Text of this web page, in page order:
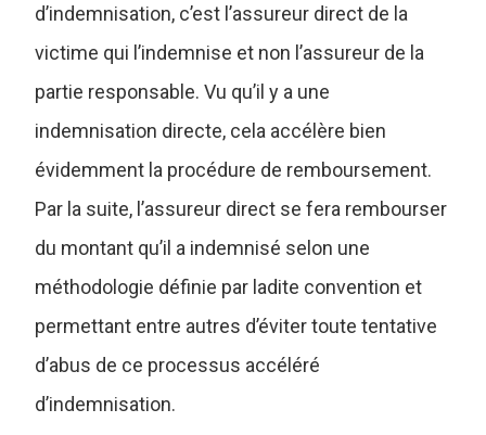
d’indemnisation, c’est l’assureur direct de la
victime qui l’indemnise et non l’assureur de la
partie responsable. Vu qu’il y a une
indemnisation directe, cela accélère bien
évidemment la procédure de remboursement.
Par la suite, l’assureur direct se fera rembourser
du montant qu’il a indemnisé selon une
méthodologie définie par ladite convention et
permettant entre autres d’éviter toute tentative
d’abus de ce processus accéléré
d’indemnisation.